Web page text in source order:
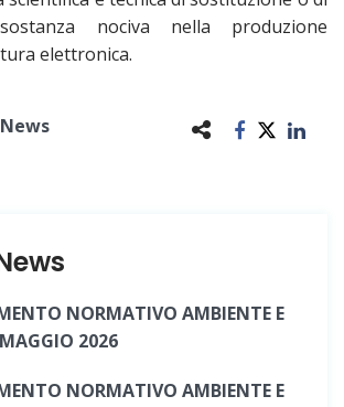
nociva nella produzione
elettronica.
NORMATIVO AMBIENTE E
2026
NORMATIVO AMBIENTE E